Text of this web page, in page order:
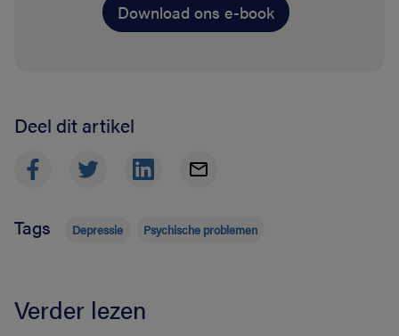
Download ons e-book
Deel dit artikel
Tags Depressie Psychische problemen
Verder lezen